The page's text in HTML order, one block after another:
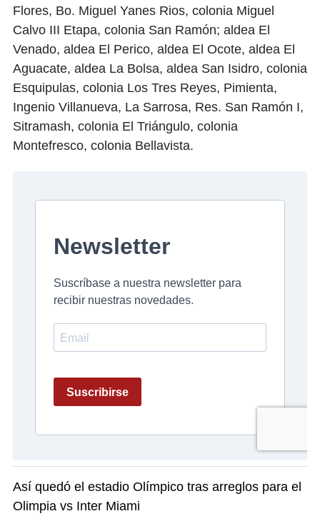
Flores, Bo. Miguel Yanes Rios, colonia Miguel
Calvo III Etapa, colonia San Ramón; aldea El
Venado, aldea El Perico, aldea El Ocote, aldea El
Aguacate, aldea La Bolsa, aldea San Isidro, colonia
Esquipulas, colonia Los Tres Reyes, Pimienta,
Ingenio Villanueva, La Sarrosa, Res. San Ramón I,
Sitramash, colonia El Triángulo, colonia
Montefresco, colonia Bellavista.
Así quedó el estadio Olímpico tras arreglos para el
Olimpia vs Inter Miami